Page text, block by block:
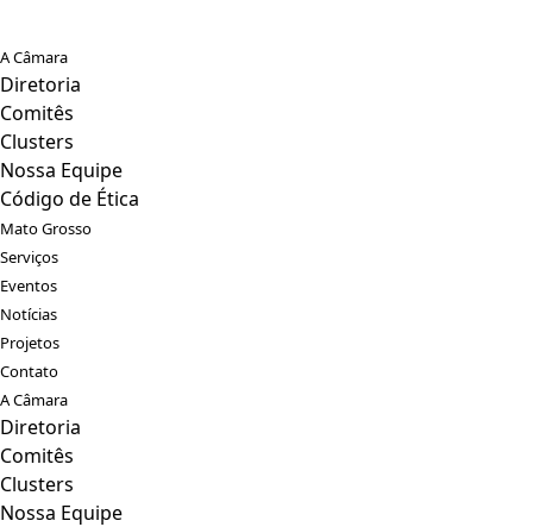
A Câmara
Diretoria
Comitês
Clusters
Nossa Equipe
Código de Ética
Mato Grosso
Serviços
Eventos
Notícias
Projetos
Contato
A Câmara
Diretoria
Comitês
Clusters
Nossa Equipe